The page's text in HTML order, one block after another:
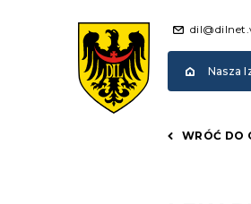
Nasza
WRÓĆ DO